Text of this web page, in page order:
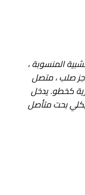
المنسوبة ،
صلب ، متصل
كخطو. يدخل
بحت متأصل